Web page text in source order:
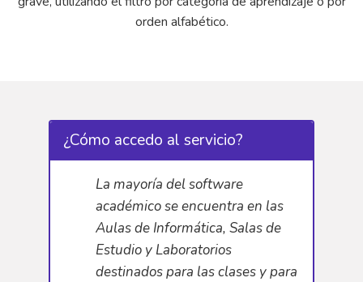
orden alfabético.
¿Cómo accedo al servicio?
La mayoría del software
académico se encuentra en las
Aulas de Informática, Salas de
Estudio y Laboratorios
destinados para las clases y para